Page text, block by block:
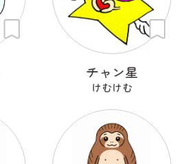
チャン星
けむけむ